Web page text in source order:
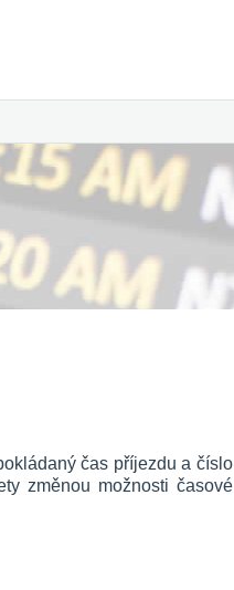
čas příjezdu a číslo
změnou možnosti časové